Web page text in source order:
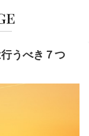
うべき７つ